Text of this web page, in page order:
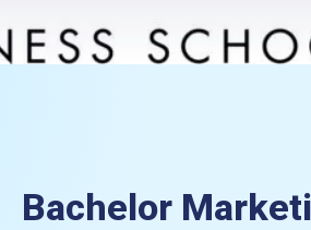
Bachelor